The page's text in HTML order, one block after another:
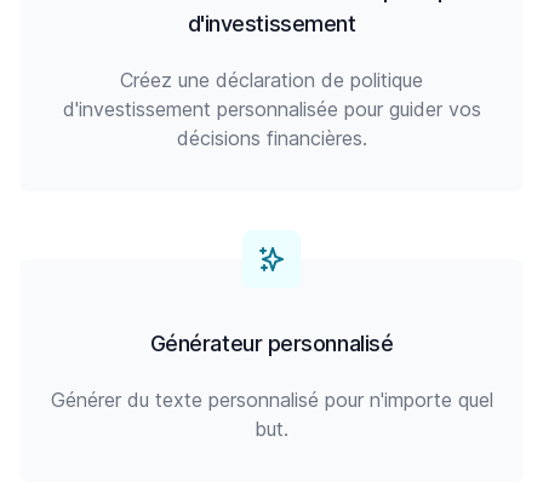
d'investissement
Créez une déclaration de politique
d'investissement personnalisée pour guider vos
décisions financières.
Générateur personnalisé
Générer du texte personnalisé pour n'importe quel
but.